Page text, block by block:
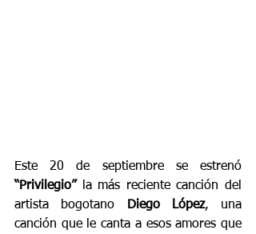
“Privilegio” la más reciente canción del
artista bogotano
Diego López, una
canción que le canta a esos amores que